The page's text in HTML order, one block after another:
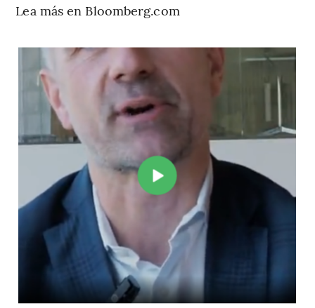
Lea más en Bloomberg.com